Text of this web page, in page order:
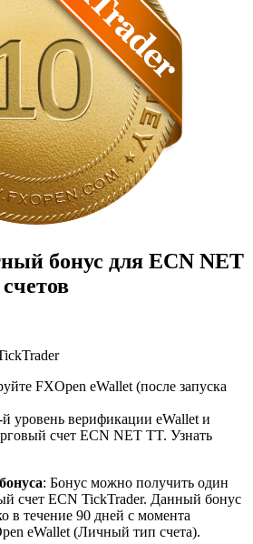
бонус для ECN NET
FXOpen eWallet (после запуска
уровень верификации eWallet и
счет ECN NET TT. Узнать
: Бонус можно получить один
счет ECN TickTrader. Данный бонус
в течение 90 дней с момента
eWallet (Личный тип счета).